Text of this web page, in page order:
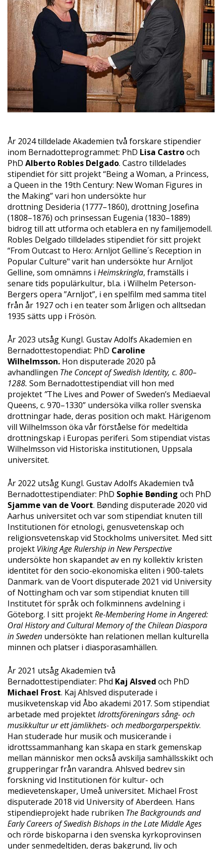
År 2024 tilldelade Akademien två forskare stipendier
inom Bernadotteprogrammet: PhD Lisa Castrooch
PhD Alberto Robles Delgado. Castro tilldelades
stipendiet för sitt projekt “Being a Woman, a Princess,
a Queen in the 19th Century: New Woman Figures in
the Making” vari hon undersökte hur
drottning Desideria (1777–1860), drottning Josefina
(1808–1876) och prinsessan Eugenia (1830–1889)
bidrog till att utforma och etablera en ny familjemodell.
Robles Delgado tilldelades stipendiet för sitt projekt
“From Outcast to Hero: Arnljot Gelline´s Reception in
Popular Culture" varit han undersökte hur Arnljot
Gelline, som omnämns i Heimskringla, framställs i
senare tids populärkultur, bl.a. i Wilhelm Peterson-
Bergers opera ”Arnljot”, i en spelfilm med samma titel
från år 1927 och i en teater som årligen och alltsedan
1935 sätts upp i Frösön.
År 2023 utsåg Kungl. Gustav Adolfs Akademien en
Bernadottestopendiat: PhD Caroline
Wilhelmsson. Hon disputerade 2020 på
avhandlingen The Concept of Swedish Identity, c. 800–
1288. Som Bernadottestipendiat vill hon med
projektet ”The Lives and Power of Sweden’s Mediaeval
Queens, c. 970–1330” undersöka vilka roller svenska
drottningar hade, deras position och makt. Härigenom
vill Wilhelmsson öka vår förståelse för medeltida
drottningskap i Europas periferi. Som stipendiat vistas
Wilhelmsson vid Historiska institutionen, Uppsala
universitet.
År 2022 utsåg Kungl. Gustav Adolfs Akademien två
Bernadottestipendiater: PhD Sophie Bønding och PhD
Sjamme van de Voort. Bønding disputerade 2020 vid
Aarhus universitet och var som stipendiat knuten till
Institutionen för etnologi, genusvetenskap och
religionsvetenskap vid Stockholms universitet. Med sitt
projekt Viking Age Rulership in New Perspective
undersökte hon skapandet av en ny kollektiv kristen
identitet för den socio-ekonomiska eliten i 900-talets
Danmark. van de Voort disputerade 2021 vid University
of Nottingham och var som stipendiat knuten till
Institutet för språk och folkminnens avdelning i
Göteborg. I sitt projektRe-Membering Home in Angered:
Oral History and Cultural Memory of the Chilean Diaspora
in Sweden undersökte han relationen mellan kulturella
minnen och platser i diasporasamhällen.
År 2021 utsåg Akademien två
Bernadottestipendiater: Phd Kaj Alsved och PhD
Michael Frost. Kaj Ahlsved disputerade i
musikvetenskap vid Åbo akademi 2017. Som stipendiat
arbetade med projektetIdrottsföreningars sång- och
musikkultur ur ett jämlikhets- och medborgarperspektiv.
Han studerade hur musik och musicerande i
idrottssammanhang kan skapa en stark gemenskap
mellan människor men också avskilja samhällsskikt och
grupperingar från varandra. Ahlsved bedrev sin
forskning vid Institutionen för kultur- och
medievetenskaper, Umeå universitet. Michael Frost
disputerade 2018 vid University of Aberdeen. Hans
stipendieprojekt hade rubriken The Backgrounds and
Early Careers of Swedish Bishops in the Late Middle Ages
och rörde biskoparna i den svenska kyrkoprovinsen
under senmedeltiden, deras bakgrund, liv och